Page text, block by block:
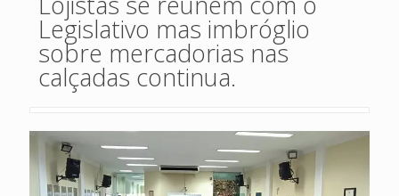
Legislativo mas imbróglio
sobre mercadorias nas
calçadas continua.